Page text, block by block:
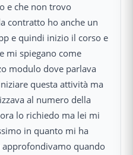
e che non trovo
contratto ho anche un
e quindi inizio il corso e
mi spiegano come
modulo dove parlava
questa attività ma
al numero della
lo richiedo ma lei mi
in quanto mi ha
approfondivamo quando